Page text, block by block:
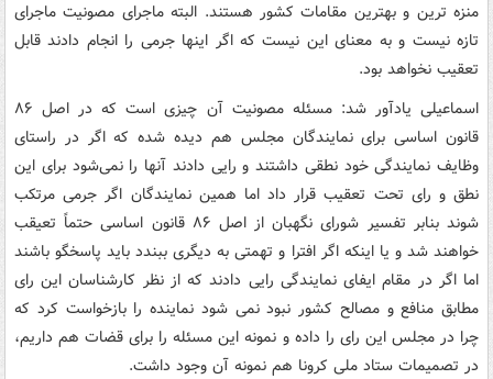
منزه ترین و بهترین مقامات کشور هستند. البته ماجرای مصونیت ماجرای
تازه نیست و به معنای این نیست که اگر اینها جرمی را انجام دادند قابل
تعقیب نخواهد بود.
اسماعیلی یادآور شد: مسئله مصونیت آن چیزی است که در اصل ۸۶
قانون اساسی برای نمایندگان مجلس هم دیده شده که اگر در راستای
وظایف نمایندگی خود نطقی داشتند و رایی دادند آنها را نمی‌شود برای این
نطق و رای تحت تعقیب قرار داد اما همین نمایندگان اگر جرمی مرتکب
شوند بنابر تفسیر شورای نگهبان از اصل ۸۶ قانون اساسی حتماً تعیقب
خواهند شد و یا اینکه اگر افترا و تهمتی به دیگری ببندد باید پاسخگو باشند
اما اگر در مقام ایفای نمایندگی رایی دادند که از نظر کارشناسان این رای
مطابق منافع و مصالح کشور نبود نمی شود نماینده را بازخواست کرد که
چرا در مجلس این رای را داده و نمونه این مسئله را برای قضات هم داریم،
در تصمیمات ستاد ملی کرونا هم نمونه آن وجود داشت.